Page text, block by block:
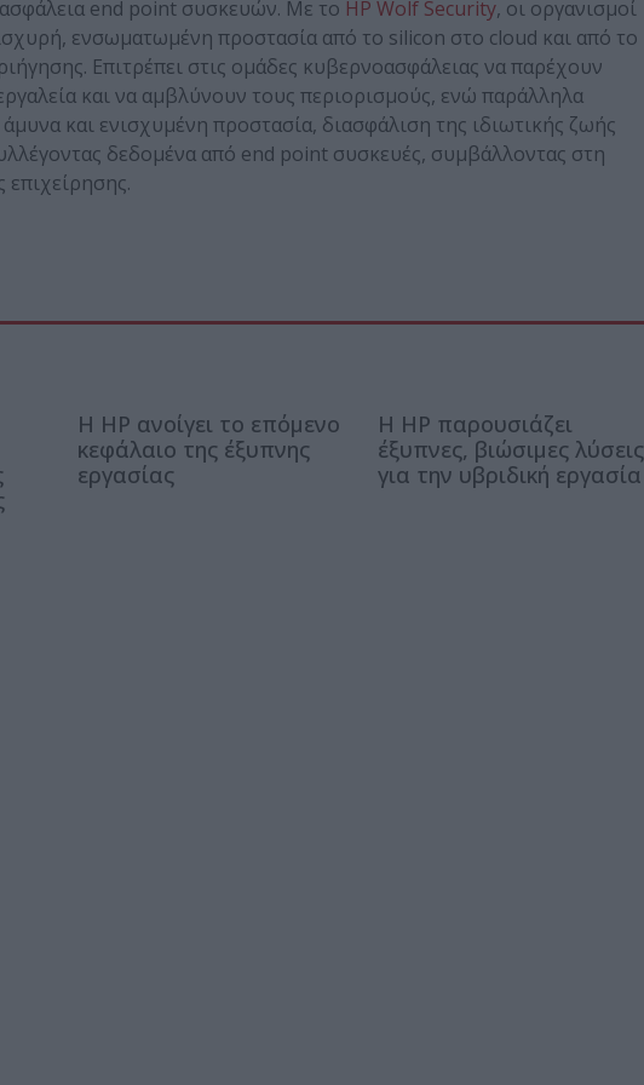
ασφάλεια end point συσκευών. Με το HP Wolf Security, οι οργανισμοί
ενσωματωμένη προστασία από το silicon στο cloud και από το
Επιτρέπει στις ομάδες κυβερνοασφάλειας να παρέχουν
και να αμβλύνουν τους περιορισμούς, ενώ παράλληλα
και ενισχυμένη προστασία, διασφάλιση της ιδιωτικής ζωής
δεδομένα από end point συσκευές, συμβάλλοντας στη
επιχείρησης.
Η HP ανοίγει το επόμενο
κεφάλαιο της έξυπνης
εργασίας
Η HP παρουσιάζει
έξυπνες, βιώσιμες λύσεις
για την υβριδική εργασία